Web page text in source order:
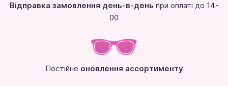
Відправка замовлення день-в-день при оплаті до 14-
00
Постійне оновлення ассортименту